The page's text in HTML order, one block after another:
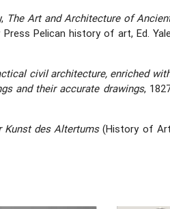
The Art and Architecture of
Pelican history of art, Ed.
civil architecture, enriched
and their accurate drawings,
Kunst des Altertums(History of Art